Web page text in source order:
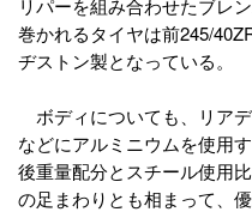
リパーを組み合わせたブレ
巻かれるタイヤは前245/
ヂストン製となっている。
ボディについても、リア
などにアルミニウムを使用
後重量配分とスチール使用
の足まわりとも相まって、